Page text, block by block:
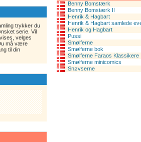
trykker du
serie. Vil
velges
må være
til din
Benny Bomstærk
Benny Bomstærk II
Henrik & Hagbart
Henrik & Hagbart samlede
Henrik og Hagbart
Pussi
Smølferne
Smølferne bok
Smølferne Faraos Klassikere
Smølferne minicomics
Snøvserne